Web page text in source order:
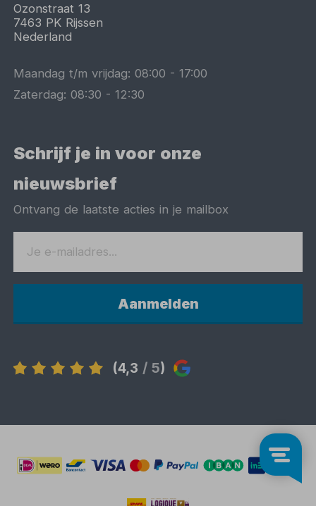
Ozonstraat 13
7463 PK Rijssen
Nederland
Maandag t/m vrijdag:08:00 -17:00
Zaterdag:08:30 -12:30
Schrijf je in voor onze
nieuwsbrief
Ontvang de laatste acties in je mailbox
Aanmelden
(4,3 / 5)